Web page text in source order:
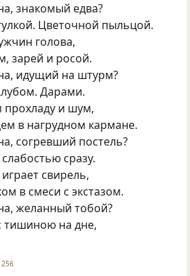
знакомый едва?
Цветочной пыльцой.
голова,
зарей и росой.
идущий на штурм?
Дарами.
и шум,
в нагрудном кармане.
согревший постель?
сразу.
свирель,
в смеси с экстазом.
желанный тобой?
тишиною на дне,
256